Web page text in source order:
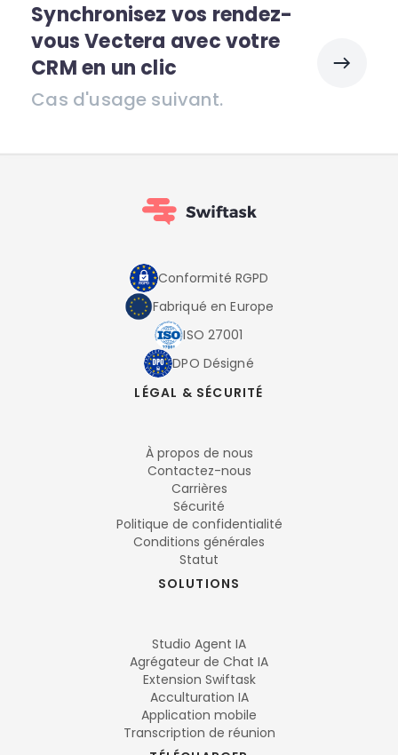
Synchronisez vos rendez-
vous Vectera avec votre
CRM en un clic
Cas d'usage suivant.
Conformité RGPD
Fabriqué en Europe
ISO 27001
DPO Désigné
LÉGAL & SÉCURITÉ
À propos de nous
Contactez-nous
Carrières
Sécurité
Politique de confidentialité
Conditions générales
Statut
SOLUTIONS
Studio Agent IA
Agrégateur de Chat IA
Extension Swiftask
Acculturation IA
Application mobile
Transcription de réunion